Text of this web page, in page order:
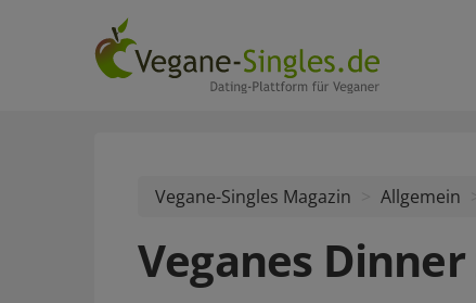
Vegane-Singles Magazin Allgemein
Veganes